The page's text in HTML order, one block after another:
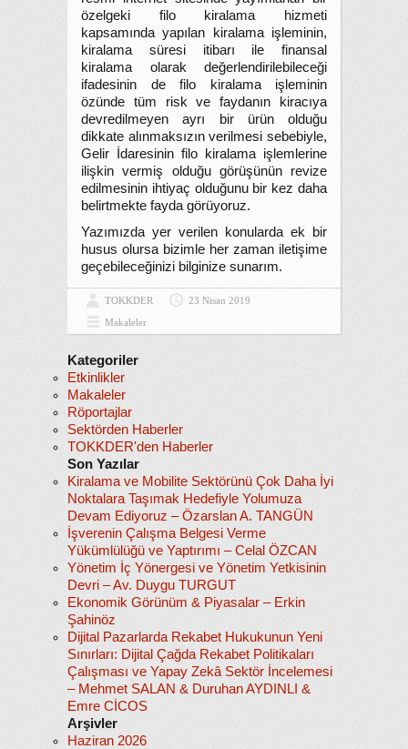
özelgeki filo kiralama hizmeti
kapsamında yapılan kiralama işleminin,
kiralama süresi itibarı ile finansal
kiralama olarak değerlendirilebileceği
ifadesinin de filo kiralama işleminin
özünde tüm risk ve faydanın kiracıya
devredilmeyen ayrı bir ürün olduğu
dikkate alınmaksızın verilmesi sebebiyle,
Gelir İdaresinin filo kiralama işlemlerine
ilişkin vermiş olduğu görüşünün revize
edilmesinin ihtiyaç olduğunu bir kez daha
belirtmekte fayda görüyoruz.
Yazımızda yer verilen konularda ek bir
husus olursa bizimle her zaman iletişime
geçebileceğinizi bilginize sunarım.
TOKKDER
23 Nisan 2019
Makaleler
Kategoriler
Etkinlikler
Makaleler
Röportajlar
Sektörden Haberler
TOKKDER'den Haberler
Son Yazılar
Kiralama ve Mobilite Sektörünü Çok Daha İyi
Noktalara Taşımak Hedefiyle Yolumuza
Devam Ediyoruz – Özarslan A. TANGÜN
İşverenin Çalışma Belgesi Verme
Yükümlülüğü ve Yaptırımı – Celal ÖZCAN
Yönetim İç Yönergesi ve Yönetim Yetkisinin
Devri – Av. Duygu TURGUT
Ekonomik Görünüm & Piyasalar – Erkin
Şahinöz
Dijital Pazarlarda Rekabet Hukukunun Yeni
Sınırları: Dijital Çağda Rekabet Politikaları
Çalışması ve Yapay Zekâ Sektör İncelemesi
– Mehmet SALAN & Duruhan AYDINLI &
Emre CİCOS
Arşivler
Haziran 2026